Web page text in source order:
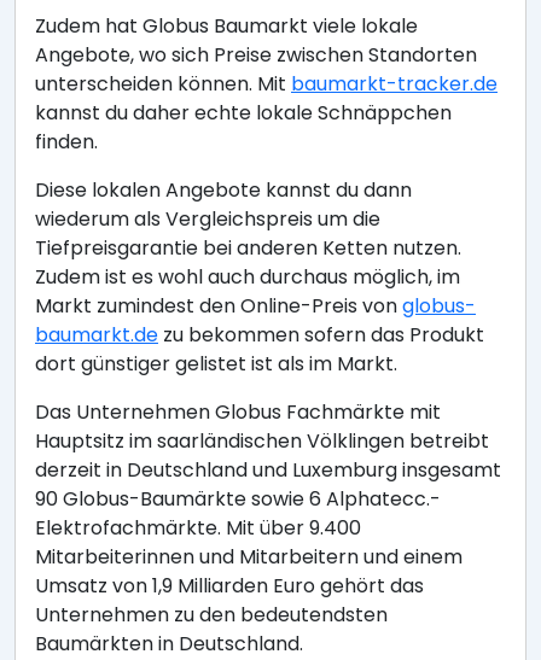
Zudem hat Globus Baumarkt viele lokale
Angebote, wo sich Preise zwischen Standorten
unterscheiden können. Mit baumarkt-tracker.de
kannst du daher echte lokale Schnäppchen
finden.
Diese lokalen Angebote kannst du dann
wiederum als Vergleichspreis um die
Tiefpreisgarantie bei anderen Ketten nutzen.
Zudem ist es wohl auch durchaus möglich, im
Markt zumindest den Online-Preis vonglobus-
baumarkt.de zu bekommen sofern das Produkt
dort günstiger gelistet ist als im Markt.
Das Unternehmen Globus Fachmärkte mit
Hauptsitz im saarländischen Völklingen betreibt
derzeit in Deutschland und Luxemburg insgesamt
90 Globus-Baumärkte sowie 6 Alphatecc.-
Elektrofachmärkte. Mit über 9.400
Mitarbeiterinnen und Mitarbeitern und einem
Umsatz von 1,9 Milliarden Euro gehört das
Unternehmen zu den bedeutendsten
Baumärkten in Deutschland.